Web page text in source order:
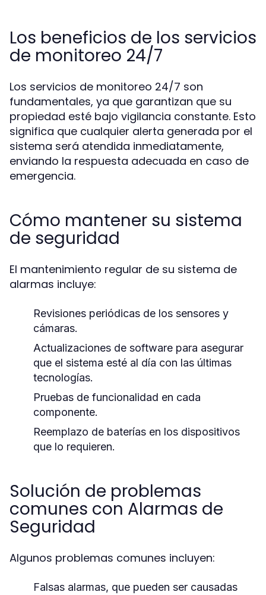
Los beneficios de los servicios
de monitoreo 24/7
Los servicios de monitoreo 24/7 son
fundamentales, ya que garantizan que su
propiedad esté bajo vigilancia constante. Esto
significa que cualquier alerta generada por el
sistema será atendida inmediatamente,
enviando la respuesta adecuada en caso de
emergencia.
Cómo mantener su sistema
de seguridad
El mantenimiento regular de su sistema de
alarmas incluye:
Revisiones periódicas de los sensores y
cámaras.
Actualizaciones de software para asegurar
que el sistema esté al día con las últimas
tecnologías.
Pruebas de funcionalidad en cada
componente.
Reemplazo de baterías en los dispositivos
que lo requieren.
Solución de problemas
comunes con Alarmas de
Seguridad
Algunos problemas comunes incluyen:
Falsas alarmas, que pueden ser causadas